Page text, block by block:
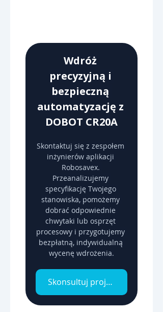
Wdróż
precyzyjną i
bezpieczną
automatyzację z
DOBOT CR20A
Skontaktuj się z zespołem
inżynierów aplikacji
Robosavex.
Przeanalizujemy
specyfikację Twojego
stanowiska, pomożemy
dobrać odpowiednie
chwytaki lub osprzęt
procesowy i przygotujemy
bezpłatną, indywidualną
wycenę wdrożenia.
Skonsultuj projekt z inżynierem